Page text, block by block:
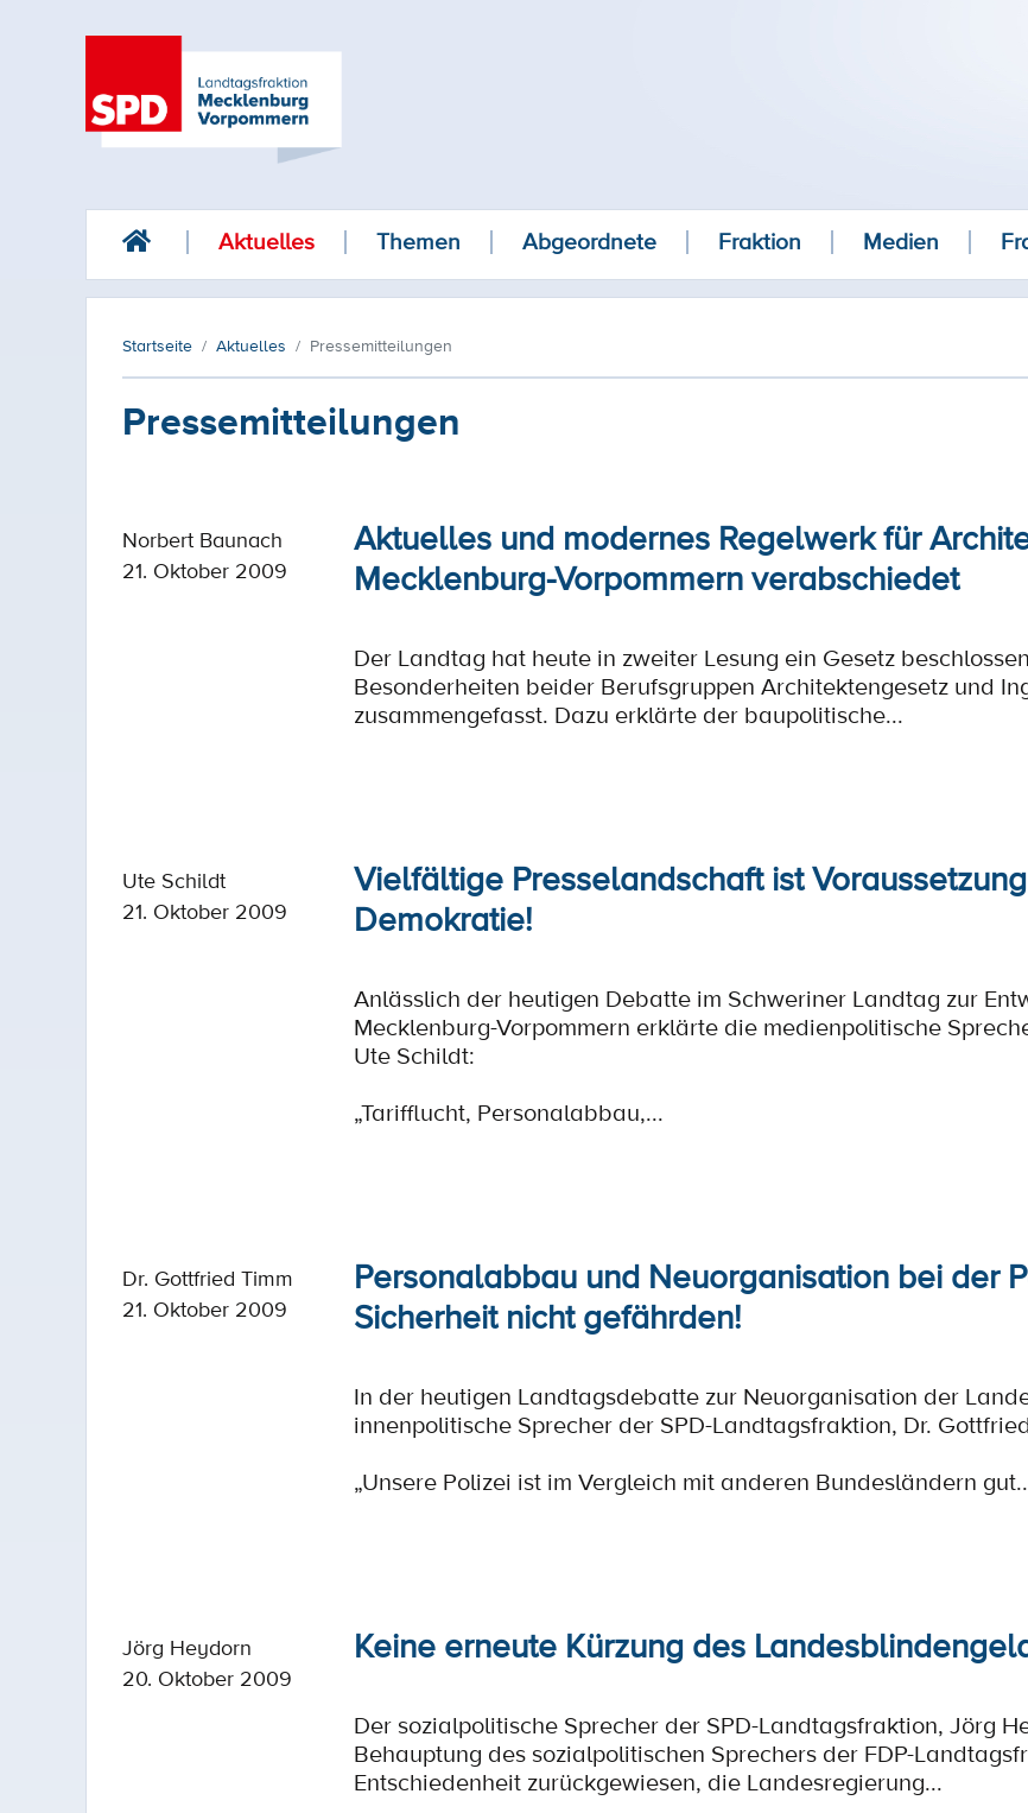
Aktuelles Themen Abgeordnete Fraktion Medien
Startseite Aktuelles Pressemitteilungen
Pressemitteilungen
Norbert Baunach
21. Oktober 2009
Aktuelles und modernes Regelwerk für
Mecklenburg-Vorpommern verabschiedet
Der Landtag hat heute in zweiter Lesung ein Gesetz
Besonderheiten beider Berufsgruppen Architektengesetz und
zusammengefasst. Dazu erklärte der baupolitische...
Ute Schildt
21. Oktober 2009
Vielfältige Presselandschaft ist
Demokratie!
Anlässlich der heutigen Debatte im Schweriner Landtag zur
Mecklenburg-Vorpommern erklärte die medienpolitische
Ute Schildt:
„Tarifflucht, Personalabbau,...
Dr. Gottfried Timm
21. Oktober 2009
Personalabbau und Neuorganisation bei der
Sicherheit nicht gefährden!
In der heutigen Landtagsdebatte zur Neuorganisation der
innenpolitische Sprecher der SPD-Landtagsfraktion, Dr.
„Unsere Polizei ist im Vergleich mit anderen Bundesländern
Jörg Heydorn
20. Oktober 2009
Keine erneute Kürzung des
Der sozialpolitische Sprecher der SPD-Landtagsfraktion, Jörg
Behauptung des sozialpolitischen Sprechers der FDP-
Entschiedenheit zurückgewiesen, die Landesregierung...